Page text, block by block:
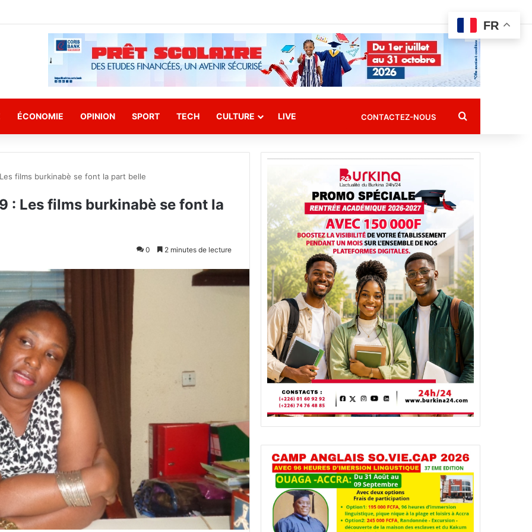
ÉCONOMIE OPINION SPORT TECH CULTURE LIVE CONTACTEZ-NOUS Rechercher
films burkinabè se font la part belle
: Les films burkinabè se font la
0 2 minutes de lecture
FR